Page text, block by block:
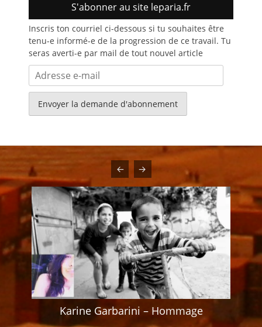
S'abonner au site leparia.fr
Inscris ton courriel ci-dessous si tu souhaites être
tenu-e informé-e de la progression de ce travail. Tu
seras averti-e par mail de tout nouvel article
Adresse
e-
mail
Karine Garbarini – Hommage